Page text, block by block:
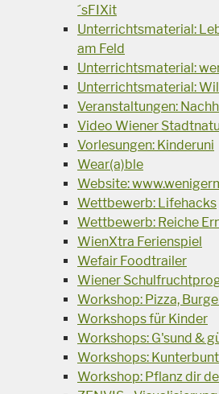
´sFIXit
Unterrichtsmaterial:
am Feld
Unterrichtsmaterial:
Unterrichtsmaterial:
Veranstaltungen:
Video Wiener
Vorlesungen: Kinderuni
Wear(a)ble
Website:
Wettbewerb: Lifehacks
Wettbewerb: Reiche
WienXtra Ferienspiel
Wefair Foodtrailer
Wiener
Workshop: Pizza,
Workshops für Kinder
Workshops: G'sund &
Workshops:
Workshop: Pflanz dir